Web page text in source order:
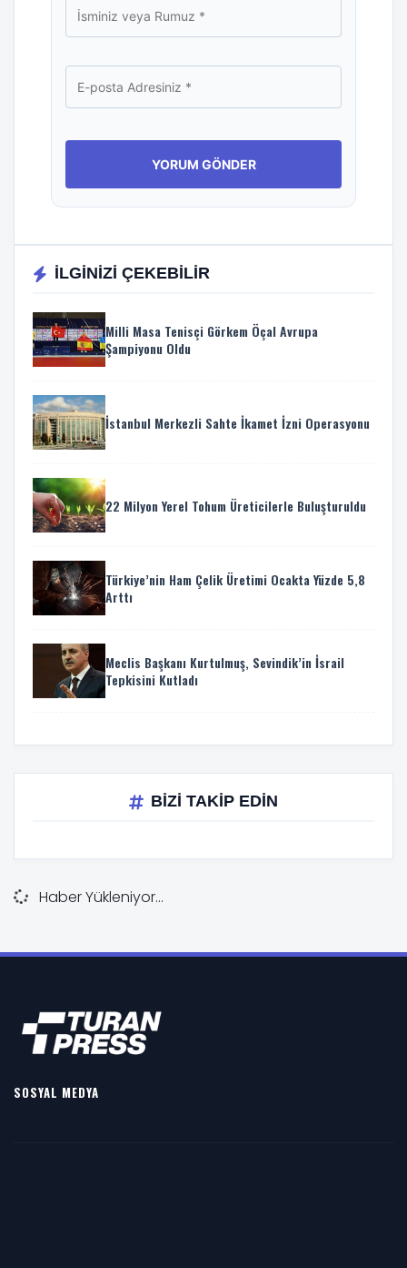
İLGİNİZİ ÇEKEBİLİR
Milli Masa Tenisçi Görkem Öçal Avrupa
Şampiyonu Oldu
İstanbul Merkezli Sahte İkamet İzni Operasyonu
22 Milyon Yerel Tohum Üreticilerle Buluşturuldu
Türkiye’nin Ham Çelik Üretimi Ocakta Yüzde 5,8
Arttı
Meclis Başkanı Kurtulmuş, Sevindik’in İsrail
Tepkisini Kutladı
BİZİ TAKİP EDİN
Haber Yükleniyor...
SOSYAL MEDYA